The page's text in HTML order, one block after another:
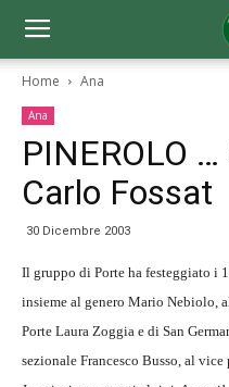
Home Ana
Ana
PINEROLO
Carlo Fossat
30 Dicembre 2003
Il gruppo di Porte ha festeggiato i
insieme al genero Mario Nebiolo,
Porte Laura Zoggia e di San
sezionale Francesco Busso, al